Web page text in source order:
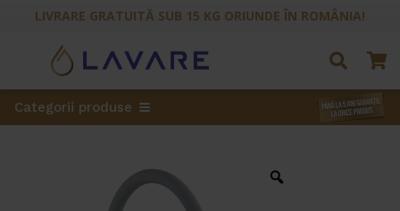
LIVRARE GRATUITĂ SUB 15 KG ORIUNDE ÎN ROMÂNIA!
Categorii produse